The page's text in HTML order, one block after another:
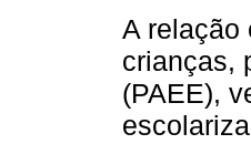
A relação
crianças,
(PAEE),